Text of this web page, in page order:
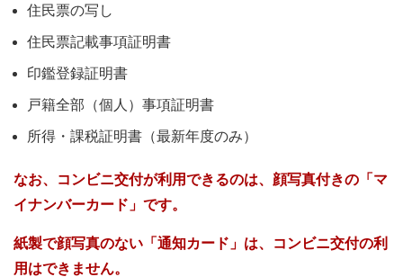
住民票の写し
住民票記載事項証明書
印鑑登録証明書
戸籍全部（個人）事項証明書
所得・課税証明書（最新年度のみ）
なお、コンビニ交付が利用できるのは、顔写真付きの「マ
イナンバーカード」です。
紙製で顔写真のない「通知カード」は、コンビニ交付の利
用はできません。